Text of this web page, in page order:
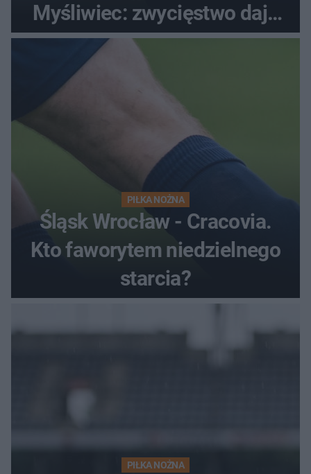
Myśliwiec: zwycięstwo daje
satysfakcję
PIŁKA NOŻNA
Śląsk Wrocław - Cracovia.
Kto faworytem niedzielnego
starcia?
PIŁKA NOŻNA